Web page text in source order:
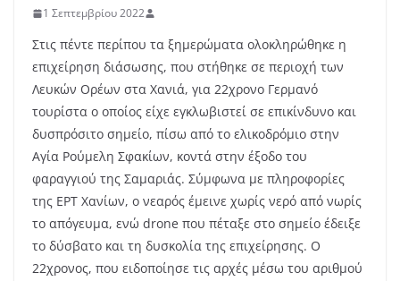
1 Σεπτεμβρίου 2022
Στις πέντε περίπου τα ξημερώματα ολοκληρώθηκε η
επιχείρηση διάσωσης, που στήθηκε σε περιοχή των
Λευκών Ορέων στα Χανιά, για 22χρονο Γερμανό
τουρίστα ο οποίος είχε εγκλωβιστεί σε επικίνδυνο και
δυσπρόσιτο σημείο, πίσω από το ελικοδρόμιο στην
Αγία Ρούμελη Σφακίων, κοντά στην έξοδο του
φαραγγιού της Σαμαριάς. Σύμφωνα με πληροφορίες
της ΕΡΤ Χανίων, ο νεαρός έμεινε χωρίς νερό από νωρίς
το απόγευμα, ενώ drοne που πέταξε στο σημείο έδειξε
το δύσβατο και τη δυσκολία της επιχείρησης. O
22χρονος, που ειδοποίησε τις αρχές μέσω του αριθμού